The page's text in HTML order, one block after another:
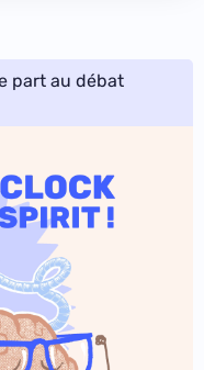
part au débat